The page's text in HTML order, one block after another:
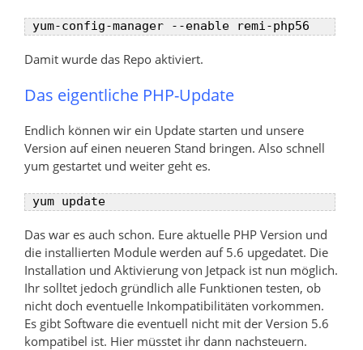
Damit wurde das Repo aktiviert.
Das eigentliche PHP-Update
Endlich können wir ein Update starten und unsere
Version auf einen neueren Stand bringen. Also schnell
yum gestartet und weiter geht es.
Das war es auch schon. Eure aktuelle PHP Version und
die installierten Module werden auf 5.6 upgedatet. Die
Installation und Aktivierung von Jetpack ist nun möglich.
Ihr solltet jedoch gründlich alle Funktionen testen, ob
nicht doch eventuelle Inkompatibilitäten vorkommen.
Es gibt Software die eventuell nicht mit der Version 5.6
kompatibel ist. Hier müsstet ihr dann nachsteuern.